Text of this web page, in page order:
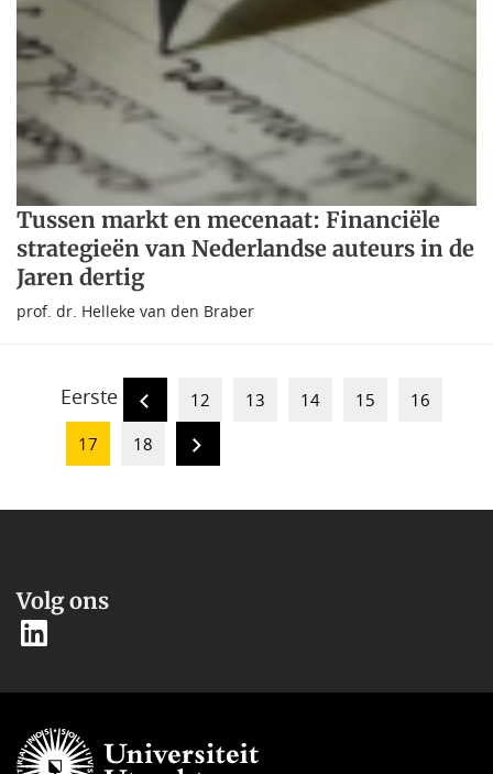
Tussen markt en mecenaat: Financiële
strategieën van Nederlandse auteurs in de
Jaren dertig
prof. dr. Helleke van den Braber
Eerste 12 13 14 15
16
17
18
Volg ons